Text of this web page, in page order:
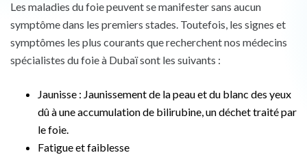
Les maladies du foie peuvent se manifester sans aucun
symptôme dans les premiers stades. Toutefois, les signes et
symptômes les plus courants que recherchent nos médecins
spécialistes du foie à Dubaï sont les suivants :
Jaunisse : Jaunissement de la peau et du blanc des yeux
dû à une accumulation de bilirubine, un déchet traité par
le foie.
Fatigue et faiblesse